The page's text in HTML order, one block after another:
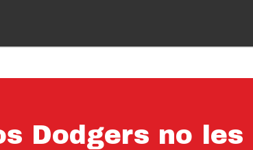
Dodgers no les